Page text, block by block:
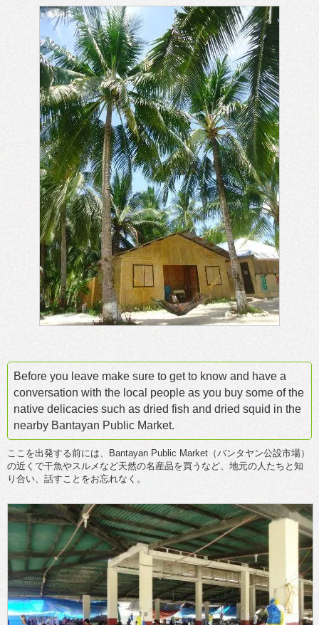
Before you leave make sure to get to know and have a
conversation with the local people as you buy some of the
native delicacies such as dried fish and dried squid in the
nearby Bantayan Public Market.
ここを出発する前には、Bantayan Public Market（バンタヤン公設市場）
の近くで干魚やスルメなど天然の名産品を買うなど、地元の人たちと知
り合い、話すことをお忘れなく。